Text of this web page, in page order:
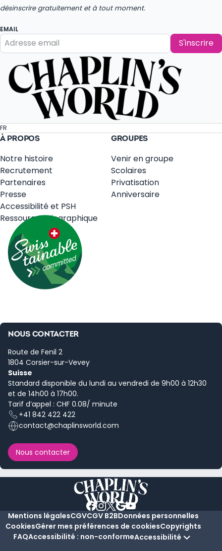
désinscrire gratuitement et à tout moment.
EMAIL
S'inscrire
FR
À PROPOS
Notre histoire
Recrutement
Partenaires
Presse
Accessibilité et PSH
Ressources Biographique
GROUPES
Venir en groupe
Scolaires
Privatisation
Anniversaire
NOUS CONTACTER
Route de Fenil 2
1804 Corsier-sur-Vevey
Suisse
Standard disponible du lundi au vendredi de 9h00 à 12h30
et de 14h00 à 17h00.
Tarif d’appel : CHF 0.08/ minute
+41 842 422 422
contact@chaplinsworld.com
Nous contacter
Mentions légalesCGVCGV B2BDonnées personnelles
CookiesGérer mes préférences de cookiesCopyrights
FAQAccessibilité : non-conformeAccessibilité